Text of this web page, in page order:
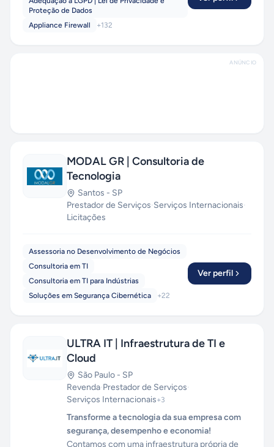
Proteção de Dados
Appliance Firewall
+132
ANÚNCIO
MODAL GR | Consultoria de
Tecnologia
Santos - SP
Prestador de Serviços·Serviços Internacionais·
Licitações
Assessoria no Desenvolvimento de Negócios
Consultoria em TI
Consultoria em TI para Indústrias
Soluções em Segurança Cibernética
+22
Ver perfil
ULTRA IT | Infraestrutura de TI e
Cloud
São Paulo - SP
Revenda·Prestador de Serviços·
Serviços Internacionais+3
Transforme a tecnologia da sua empresa com
segurança, desempenho e economia!
Contamos com uma infraestrutura própria de